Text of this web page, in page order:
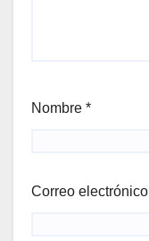
Nombre *
Correo electrónico